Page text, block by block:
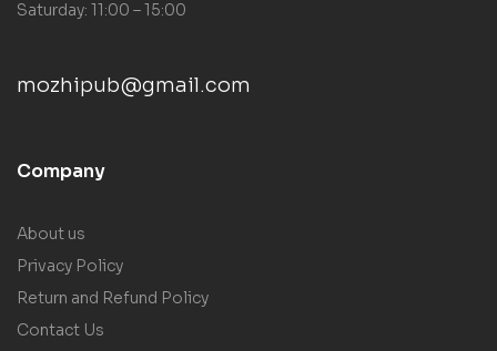
Saturday: 11:00 – 15:00
mozhipub@gmail.com
Company
About us
Privacy Policy
Return and Refund Policy
Contact Us